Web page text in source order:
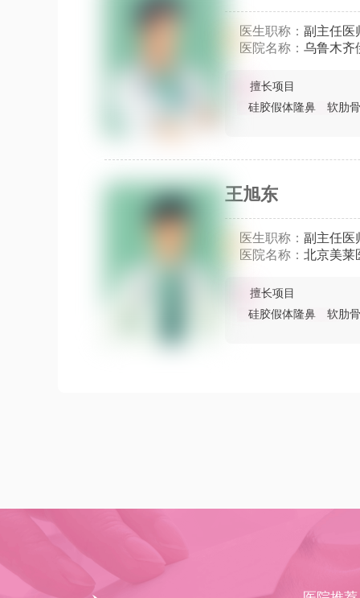
医生职称： 副主任医
医院名称： 乌鲁木齐
擅长项目
硅胶假体隆鼻
软肋
王旭东
医生职称： 副主任医
医院名称： 北京美莱
擅长项目
硅胶假体隆鼻
软肋